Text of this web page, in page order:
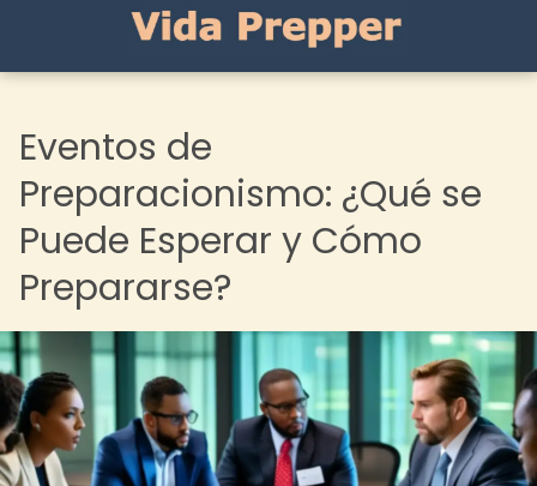
Eventos de
Preparacionismo: ¿Qué se
Puede Esperar y Cómo
Prepararse?